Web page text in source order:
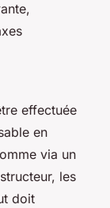
effectuée
en
via un
les
doit